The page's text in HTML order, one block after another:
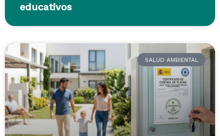
educativos
SALUD AMBIENTAL